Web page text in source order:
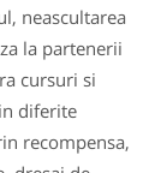
neascultarea
la partenerii
cursuri si
diferite
recompensa,